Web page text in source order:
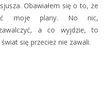
Obawiałem się o to, że
moje plany. No nic,
a co wyjdzie, to
się przecież nie zawali.